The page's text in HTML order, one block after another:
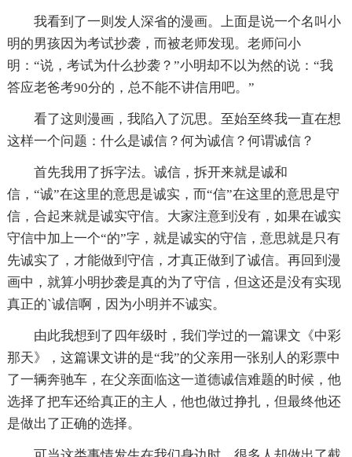
我看到了一则发人深省的漫画。上面是说一个名叫小
明的男孩因为考试抄袭，而被老师发现。老师问小
明：“说，考试为什么抄袭？”小明却不以为然的说：“我
答应老爸考90分的，总不能不讲信用吧。”
看了这则漫画，我陷入了沉思。至始至终我一直在想
这样一个问题：什么是诚信？何为诚信？何谓诚信？
首先我用了拆字法。诚信，拆开来就是诚和
信，“诚”在这里的意思是诚实，而“信”在这里的意思是守
信，合起来就是诚实守信。大家注意到没有，如果在诚实
守信中加上一个“的”字，就是诚实的守信，意思就是只有
先诚实了，才能做到守信，才真正做到了诚信。再回到漫
画中，就算小明抄袭是真的为了守信，但这还是没有实现
真正的`诚信啊，因为小明并不诚实。
由此我想到了四年级时，我们学过的一篇课文《中彩
那天》，这篇课文讲的是“我”的父亲用一张别人的彩票中
了一辆奔驰车，在父亲面临这一道德诚信难题的时候，他
选择了把车还给真正的主人，他也做过挣扎，但最终他还
是做出了正确的选择。